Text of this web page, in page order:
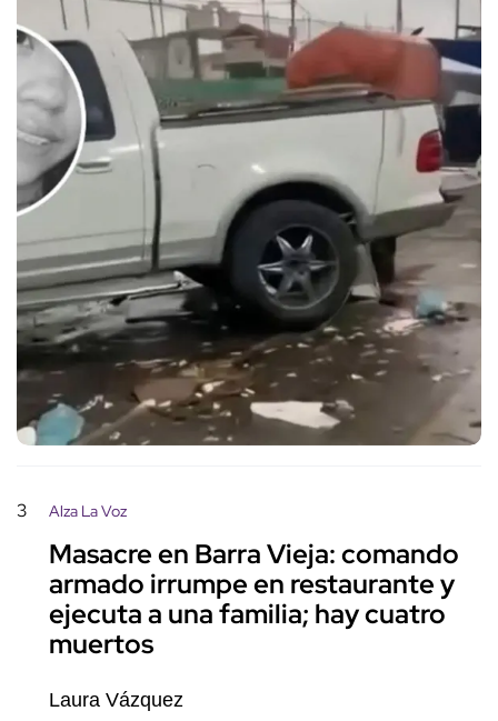
3 Alza La Voz
Masacre en Barra Vieja: comando
armado irrumpe en restaurante y
ejecuta a una familia; hay cuatro
muertos
Laura Vázquez